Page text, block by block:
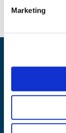
Marketing
Axel Heides